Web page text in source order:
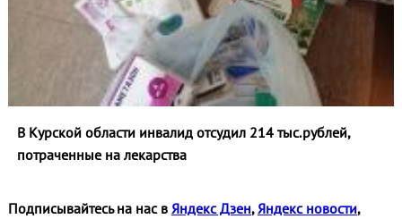
В Курской области инвалид отсудил 214 тыс.рублей,
потраченные на лекарства
Подписывайтесь на нас в Яндекс Дзен,Яндекс новости,